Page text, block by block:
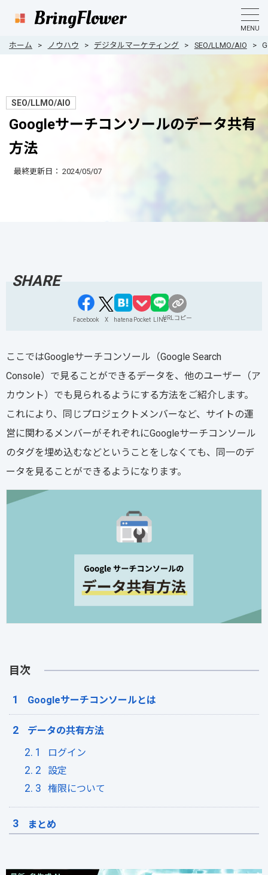
MENU
ホーム ノウハウ デジタルマーケティング SEO/LLMO/AIO
SEO/LLMO/AIO
Googleサーチコンソールのデータ共有
方法
最終更新日： 2024/05/07
Facebook X hatena Pocket LINEURLコピー
ここではGoogleサーチコンソール（Google Search
Console）で見ることができるデータを、他のユーザー（ア
カウント）でも見られるようにする方法をご紹介します。
これにより、同じプロジェクトメンバーなど、サイトの運
営に関わるメンバーがそれぞれにGoogleサーチコンソール
のタグを埋め込むなどということをしなくても、同一のデ
ータを見ることができるようになります。
目次
Googleサーチコンソールとは
データの共有方法
ログイン
設定
権限について
まとめ